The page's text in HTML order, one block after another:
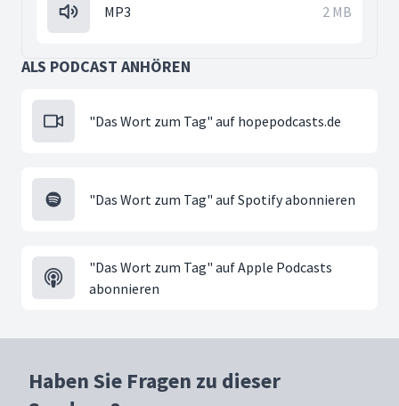
MP3 2 MB
ALS PODCAST ANHÖREN
"Das Wort zum Tag" auf hopepodcasts.de
"Das Wort zum Tag" auf Spotify abonnieren
"Das Wort zum Tag" auf Apple Podcasts
abonnieren
Haben Sie Fragen zu dieser